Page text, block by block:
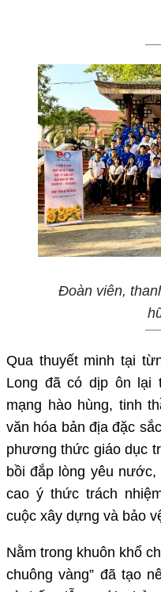
Đoàn viên,
Qua thuyết minh tại
Long đã có dịp ôn lại
mạng hào hùng, tinh
văn hóa bản địa đặc
phương thức giáo dục
bồi đắp lòng yêu
cao ý thức trách
cuộc xây dựng và bảo
Nằm trong khuôn khổ
chuông vàng” đã tạo